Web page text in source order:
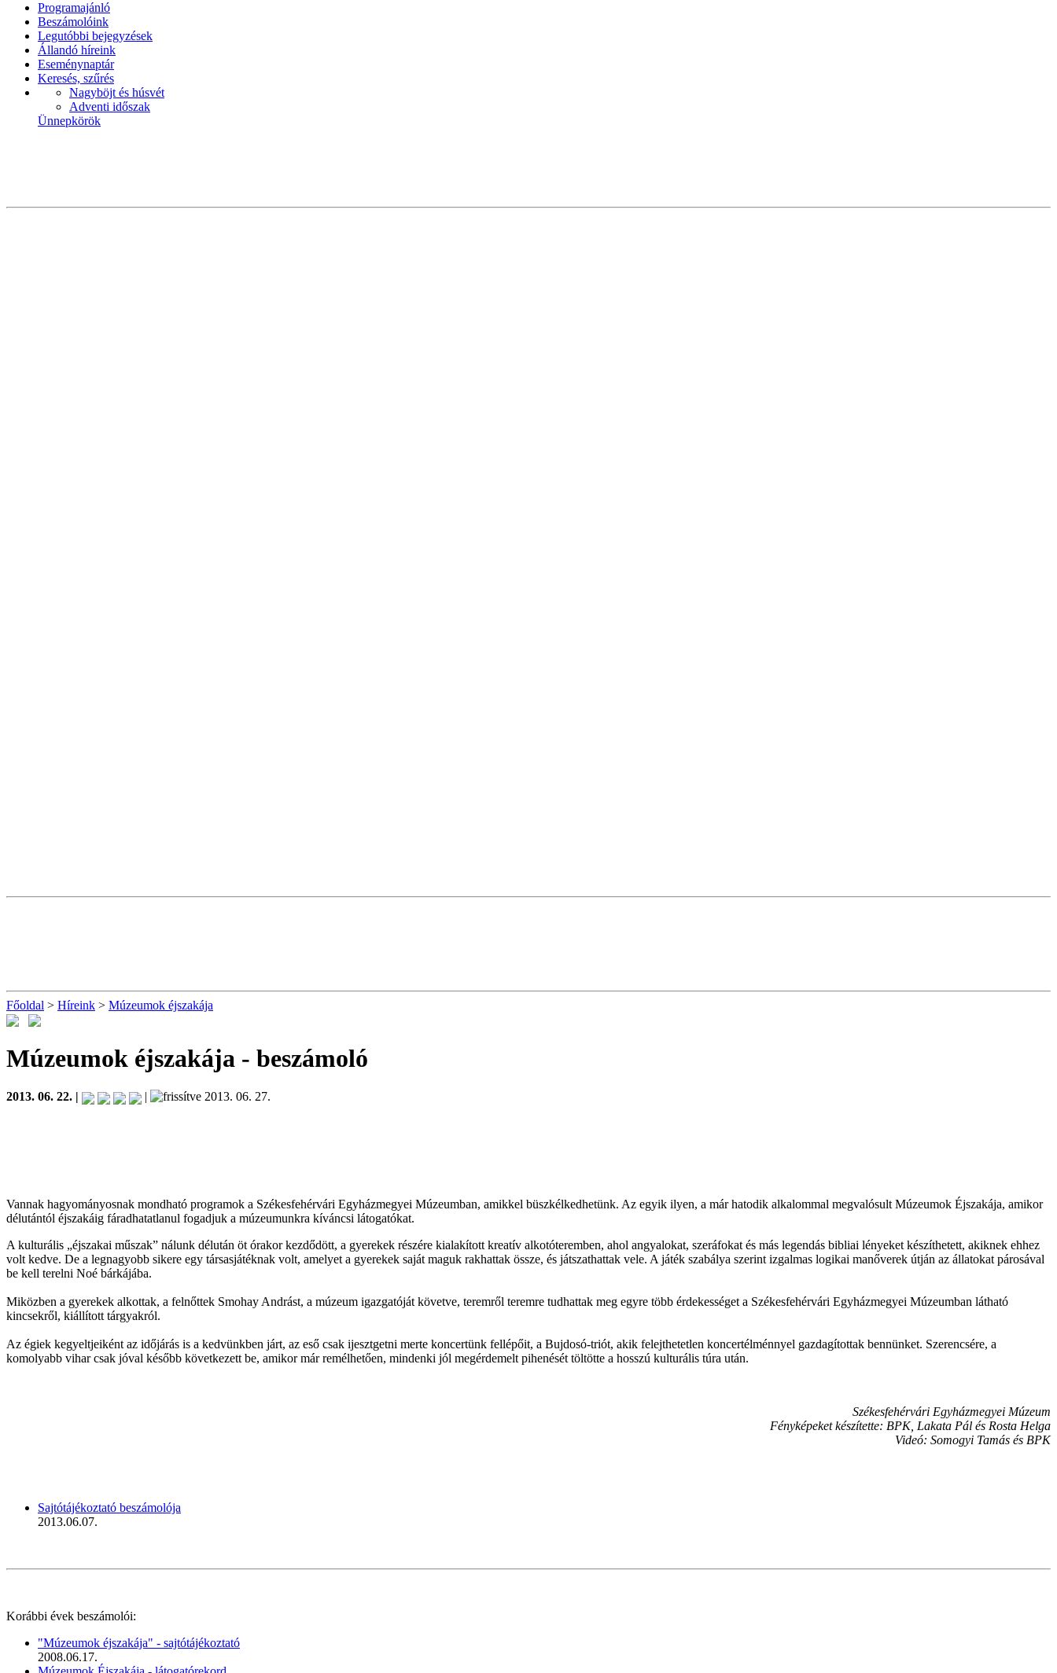
Programajánló
Beszámolóink
Legutóbbi bejegyzések
Állandó híreink
Eseménynaptár
Keresés, szűrés
Nagyböjt és húsvét
Adventi időszak
Ünnepkörök
Főoldal > Híreink > Múzeumok éjszakája
Múzeumok éjszakája - beszámoló
2013. 06. 22. | | 2013. 06. 27.
Vannak hagyományosnak mondható programok a Székesfehérvári Egyházmegyei Múzeumban, amikkel büszkélkedhetünk. Az egyik ilyen, a már hatodik alkalommal megvalósult Múzeumok Éjszakája, amikor
délutántól éjszakáig fáradhatatlanul fogadjuk a múzeumunkra kíváncsi látogatókat.
A kulturális „éjszakai műszak” nálunk délután öt órakor kezdődött, a gyerekek részére kialakított kreatív alkotóteremben, ahol angyalokat, szeráfokat és más legendás bibliai lényeket készíthetett, akiknek ehhez
volt kedve. De a legnagyobb sikere egy társasjátéknak volt, amelyet a gyerekek saját maguk rakhattak össze, és játszathattak vele. A játék szabálya szerint izgalmas logikai manőverek útján az állatokat párosával
be kell terelni Noé bárkájába.
Miközben a gyerekek alkottak, a felnőttek Smohay Andrást, a múzeum igazgatóját követve, teremről teremre tudhattak meg egyre több érdekességet a Székesfehérvári Egyházmegyei Múzeumban látható
kincsekről, kiállított tárgyakról.
Az égiek kegyeltjeiként az időjárás is a kedvünkben járt, az eső csak ijesztgetni merte koncertünk fellépőit, a Bujdosó-triót, akik felejthetetlen koncertélménnyel gazdagítottak bennünket. Szerencsére, a
komolyabb vihar csak jóval később következett be, amikor már remélhetően, mindenki jól megérdemelt pihenését töltötte a hosszú kulturális túra után.
Székesfehérvári Egyházmegyei Múzeum
Fényképeket készítette: BPK, Lakata Pál és Rosta Helga
Videó: Somogyi Tamás és BPK
Sajtótájékoztató beszámolója
2013.06.07.
Korábbi évek beszámolói:
"Múzeumok éjszakája" - sajtótájékoztató
2008.06.17.